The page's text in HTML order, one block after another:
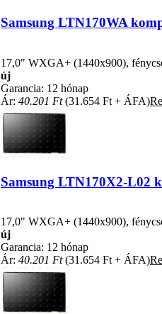
Samsung LTN170WA
17,0" WXGA+ (1440x900),
új
Garancia: 12 hónap
Ár: 40.201 Ft(31.654 Ft + ÁFA)
Samsung LTN170X2-L02
17,0" WXGA+ (1440x900),
új
Garancia: 12 hónap
Ár: 40.201 Ft(31.654 Ft + ÁFA)